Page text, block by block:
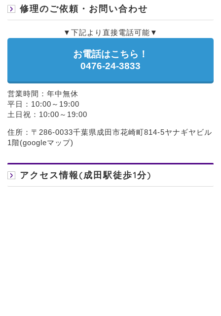
修理のご依頼・お問い合わせ
▼下記より直接電話可能▼
お電話はこちら！
0476-24-3833
営業時間：年中無休
平日：10:00～19:00
土日祝：10:00～19:00
住所：〒286-0033千葉県成田市花崎町814-5ヤナギヤビル
1階(googleマップ)
アクセス情報(成田駅徒歩1分)